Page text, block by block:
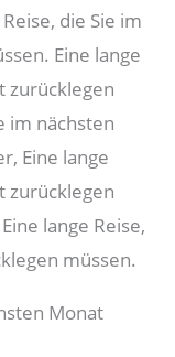
die Sie im
Eine lange
zurücklegen
im nächsten
Eine lange
zurücklegen
Eine lange Reise,
müssen.
Monat